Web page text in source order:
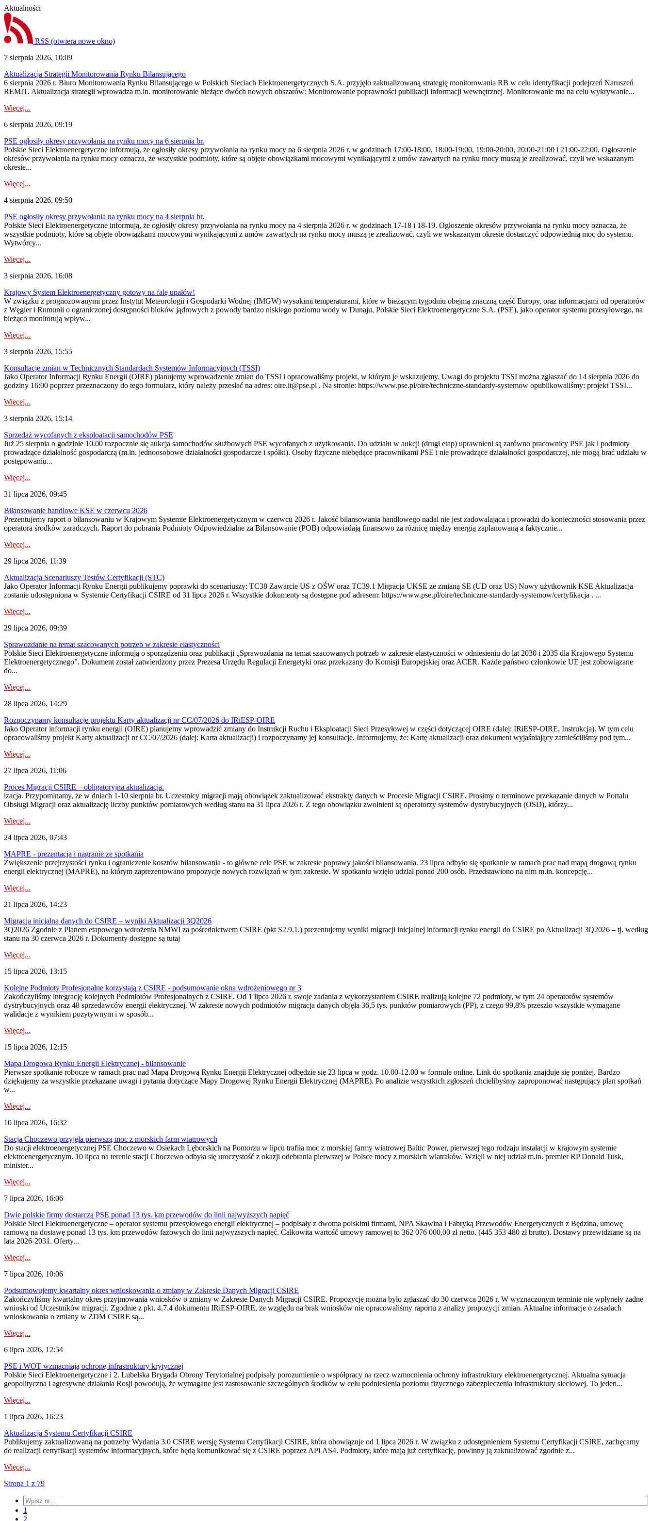
Aktualności
RSS (otwiera nowe okno)
7 sierpnia 2026, 10:09
Aktualizacja Strategii Monitorowania Rynku Bilansującego
6 sierpnia 2026 r. Biuro Monitorowania Rynku Bilansującego w Polskich Sieciach Elektroenergetycznych S.A. przyjęło zaktualizowaną strategię monitorowania RB w celu identyfikacji podejrzeń Naruszeń
REMIT. Aktualizacja strategii wprowadza m.in. monitorowanie bieżące dwóch nowych obszarów: Monitorowanie poprawności publikacji informacji wewnętrznej. Monitorowanie ma na celu wykrywanie...
Więcej...
6 sierpnia 2026, 09:19
PSE ogłosiły okresy przywołania na rynku mocy na 6 sierpnia br.
Polskie Sieci Elektroenergetyczne informują, że ogłosiły okresy przywołania na rynku mocy na 6 sierpnia 2026 r. w godzinach 17:00-18:00, 18:00-19:00, 19:00-20:00, 20:00-21:00 i 21:00-22:00. Ogłoszenie
okresów przywołania na rynku mocy oznacza, że wszystkie podmioty, które są objęte obowiązkami mocowymi wynikającymi z umów zawartych na rynku mocy muszą je zrealizować, czyli we wskazanym
okresie...
Więcej...
4 sierpnia 2026, 09:50
PSE ogłosiły okresy przywołania na rynku mocy na 4 sierpnia br.
Polskie Sieci Elektroenergetyczne informują, że ogłosiły okresy przywołania na rynku mocy na 4 sierpnia 2026 r. w godzinach 17-18 i 18-19. Ogłoszenie okresów przywołania na rynku mocy oznacza, że
wszystkie podmioty, które są objęte obowiązkami mocowymi wynikającymi z umów zawartych na rynku mocy muszą je zrealizować, czyli we wskazanym okresie dostarczyć odpowiednią moc do systemu.
Wytwórcy...
Więcej...
3 sierpnia 2026, 16:08
Krajowy System Elektroenergetyczny gotowy na falę upałów!
W związku z prognozowanymi przez Instytut Meteorologii i Gospodarki Wodnej (IMGW) wysokimi temperaturami, które w bieżącym tygodniu obejmą znaczną część Europy, oraz informacjami od operatorów
z Węgier i Rumunii o ograniczonej dostępności bloków jądrowych z powody bardzo niskiego poziomu wody w Dunaju, Polskie Sieci Elektroenergetyczne S.A. (PSE), jako operator systemu przesyłowego, na
bieżąco monitorują wpływ...
Więcej...
3 sierpnia 2026, 15:55
Konsultacje zmian w Technicznych Standardach Systemów Informacyjnych (TSSI)
Jako Operator Informacji Rynku Energii (OIRE) planujemy wprowadzenie zmian do TSSI i opracowaliśmy projekt, w którym je wskazujemy. Uwagi do projektu TSSI można zgłaszać do 14 sierpnia 2026 do
godziny 16:00 poprzez przeznaczony do tego formularz, który należy przesłać na adres: oire.it@pse.pl . Na stronie: https://www.pse.pl/oire/techniczne-standardy-systemow opublikowaliśmy: projekt TSSI...
Więcej...
3 sierpnia 2026, 15:14
Sprzedaż wycofanych z eksploatacji samochodów PSE
Już 25 sierpnia o godzinie 10.00 rozpocznie się aukcja samochodów służbowych PSE wycofanych z użytkowania. Do udziału w aukcji (drugi etap) uprawnieni są zarówno pracownicy PSE jak i podmioty
prowadzące działalność gospodarczą (m.in. jednoosobowe działalności gospodarcze i spółki). Osoby fizyczne niebędące pracownikami PSE i nie prowadzące działalności gospodarczej, nie mogą brać udziału w
postępowaniu...
Więcej...
31 lipca 2026, 09:45
Bilansowanie handlowe KSE w czerwcu 2026
Prezentujemy raport o bilansowaniu w Krajowym Systemie Elektroenergetycznym w czerwcu 2026 r. Jakość bilansowania handlowego nadal nie jest zadowalająca i prowadzi do konieczności stosowania przez
operatora środków zaradczych. Raport do pobrania Podmioty Odpowiedzialne za Bilansowanie (POB) odpowiadają finansowo za różnicę między energią zaplanowaną a faktycznie...
Więcej...
29 lipca 2026, 11:39
Aktualizacja Scenariuszy Testów Certyfikacji (STC)
Jako Operator Informacji Rynku Energii publikujemy poprawki do scenariuszy: TC38 Zawarcie US z OŚW oraz TC39.1 Migracja UKSE ze zmianą SE (UD oraz US) Nowy użytkownik KSE Aktualizacja
zostanie udostępniona w Systemie Certyfikacji CSIRE od 31 lipca 2026 r. Wszystkie dokumenty są dostępne pod adresem: https://www.pse.pl/oire/techniczne-standardy-systemow/certyfikacja . ...
Więcej...
29 lipca 2026, 09:39
Sprawozdanie na temat szacowanych potrzeb w zakresie elastyczności
Polskie Sieci Elektroenergetyczne informują o sporządzeniu oraz publikacji „Sprawozdania na temat szacowanych potrzeb w zakresie elastyczności w odniesieniu do lat 2030 i 2035 dla Krajowego Systemu
Elektroenergetycznego”. Dokument został zatwierdzony przez Prezesa Urzędu Regulacji Energetyki oraz przekazany do Komisji Europejskiej oraz ACER. Każde państwo członkowie UE jest zobowiązane
do...
Więcej...
28 lipca 2026, 14:29
Rozpoczynamy konsultacje projektu Karty aktualizacji nr CC/07/2026 do IRiESP-OIRE
Jako Operator informacji rynku energii (OIRE) planujemy wprowadzić zmiany do Instrukcji Ruchu i Eksploatacji Sieci Przesyłowej w części dotyczącej OIRE (dalej: IRiESP-OIRE, Instrukcja). W tym celu
opracowaliśmy projekt Karty aktualizacji nr CC/07/2026 (dalej: Karta aktualizacji) i rozpoczynamy jej konsultacje. Informujemy, że: Kartę aktualizacji oraz dokument wyjaśniający zamieściliśmy pod tym...
Więcej...
27 lipca 2026, 11:06
Proces Migracji CSIRE – obligatoryjna aktualizacja.
izacja. Przypominamy, że w dniach 1-10 sierpnia br. Uczestnicy migracji mają obowiązek zaktualizować ekstrakty danych w Procesie Migracji CSIRE. Prosimy o terminowe przekazanie danych w Portalu
Obsługi Migracji oraz aktualizację liczby punktów pomiarowych według stanu na 31 lipca 2026 r. Z tego obowiązku zwolnieni są operatorzy systemów dystrybucyjnych (OSD), którzy...
Więcej...
24 lipca 2026, 07:43
MAPRE - prezentacja i nagranie ze spotkania
Zwiększenie przejrzystości rynku i ograniczenie kosztów bilansowania - to główne cele PSE w zakresie poprawy jakości bilansowania. 23 lipca odbyło się spotkanie w ramach prac nad mapą drogową rynku
energii elektrycznej (MAPRE), na którym zaprezentowano propozycje nowych rozwiązań w tym zakresie. W spotkaniu wzięło udział ponad 200 osób. Przedstawiono na nim m.in. koncepcję...
Więcej...
21 lipca 2026, 14:23
Migracja inicjalna danych do CSIRE – wyniki Aktualizacji 3Q2026
3Q2026 Zgodnie z Planem etapowego wdrożenia NMWI za pośrednictwem CSIRE (pkt S2.9.1.) prezentujemy wyniki migracji inicjalnej informacji rynku energii do CSIRE po Aktualizacji 3Q2026 – tj. według
stanu na 30 czerwca 2026 r. Dokumenty dostępne są tutaj
Więcej...
15 lipca 2026, 13:15
Kolejne Podmioty Profesjonalne korzystają z CSIRE - podsumowanie okna wdrożeniowego nr 3
Zakończyliśmy integrację kolejnych Podmiotów Profesjonalnych z CSIRE. Od 1 lipca 2026 r. swoje zadania z wykorzystaniem CSIRE realizują kolejne 72 podmioty, w tym 24 operatorów systemów
dystrybucyjnych oraz 48 sprzedawców energii elektrycznej. W zakresie nowych podmiotów migracja danych objęła 36,5 tys. punktów pomiarowych (PP), z czego 99,8% przeszło wszystkie wymagane
walidacje z wynikiem pozytywnym i w sposób...
Więcej...
15 lipca 2026, 12:15
Mapa Drogowa Rynku Energii Elektrycznej - bilansowanie
Pierwsze spotkanie robocze w ramach prac nad Mapą Drogową Rynku Energii Elektrycznej odbędzie się 23 lipca w godz. 10.00-12.00 w formule online. Link do spotkania znajduje się poniżej. Bardzo
dziękujemy za wszystkie przekazane uwagi i pytania dotyczące Mapy Drogowej Rynku Energii Elektrycznej (MAPRE). Po analizie wszystkich zgłoszeń chcielibyśmy zaproponować następujący plan spotkań
w...
Więcej...
10 lipca 2026, 16:32
Stacja Choczewo przyjęła pierwszą moc z morskich farm wiatrowych
Do stacji elektroenergetycznej PSE Choczewo w Osiekach Lęborskich na Pomorzu w lipcu trafiła moc z morskiej farmy wiatrowej Baltic Power, pierwszej tego rodzaju instalacji w krajowym systemie
elektroenergetycznym. 10 lipca na terenie stacji Choczewo odbyła się uroczystość z okazji odebrania pierwszej w Polsce mocy z morskich wiatraków. Wzięli w niej udział m.in. premier RP Donald Tusk,
minister...
Więcej...
7 lipca 2026, 16:06
Dwie polskie firmy dostarczą PSE ponad 13 tys. km przewodów do linii najwyższych napięć
Polskie Sieci Elektroenergetyczne – operator systemu przesyłowego energii elektrycznej – podpisały z dwoma polskimi firmami, NPA Skawina i Fabryką Przewodów Energetycznych z Będzina, umowę
ramową na dostawę ponad 13 tys. km przewodów fazowych do linii najwyższych napięć. Całkowita wartość umowy ramowej to 362 076 000,00 zł netto. (445 353 480 zł brutto). Dostawy przewidziane są na
lata 2026-2031. Oferty...
Więcej...
7 lipca 2026, 10:06
Podsumowujemy kwartalny okres wnioskowania o zmiany w Zakresie Danych Migracji CSIRE
Zakończyliśmy kwartalny okres przyjmowania wniosków o zmiany w Zakresie Danych Migracji CSIRE. Propozycje można było zgłaszać do 30 czerwca 2026 r. W wyznaczonym terminie nie wpłynęły żadne
wnioski od Uczestników migracji. Zgodnie z pkt. 4.7.4 dokumentu IRiESP-OIRE, ze względu na brak wniosków nie opracowaliśmy raportu z analizy propozycji zmian. Aktualne informacje o zasadach
wnioskowania o zmiany w ZDM CSIRE są...
Więcej...
6 lipca 2026, 12:54
PSE i WOT wzmacniają ochronę infrastruktury krytycznej
Polskie Sieci Elektroenergetyczne i 2. Lubelska Brygada Obrony Terytorialnej podpisały porozumienie o współpracy na rzecz wzmocnienia ochrony infrastruktury elektroenergetycznej. Aktualna sytuacja
geopolityczna i agresywne działania Rosji powodują, że wymagane jest zastosowanie szczególnych środków w celu podniesienia poziomu fizycznego zabezpieczenia infrastruktury sieciowej. To jeden...
Więcej...
1 lipca 2026, 16:23
Aktualizacja Systemu Certyfikacji CSIRE
Publikujemy zaktualizowaną na potrzeby Wydania 3.0 CSIRE wersję Systemu Certyfikacji CSIRE, która obowiązuje od 1 lipca 2026 r. W związku z udostępnieniem Systemu Certyfikacji CSIRE, zachęcamy
do realizacji certyfikacji systemów informacyjnych, które będą komunikować się z CSIRE poprzez API AS4. Podmioty, które mają już certyfikację, powinny ją zaktualizować zgodnie z...
Więcej...
Strona 1 z 79
1
2